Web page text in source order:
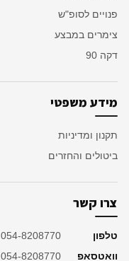
פנויים לסופ"ש
צימרים במבצע
דקה 90
מידע משפטי
תקנון ומדיניות
ביטולים והחזרים
צרו קשר
טלפון
054-8208770
וואטסאפ
054-8208770